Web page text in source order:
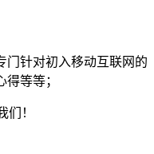
门针对初入移动互联网的
等等；
们！